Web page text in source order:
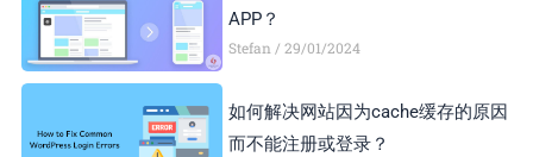
APP？
Stefan 29/01/2024
如何解决网站因为cache缓存的原因
而不能注册或登录？